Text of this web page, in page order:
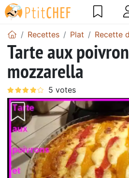
Recettes Plat Recette
Tarte aux
mozzarella